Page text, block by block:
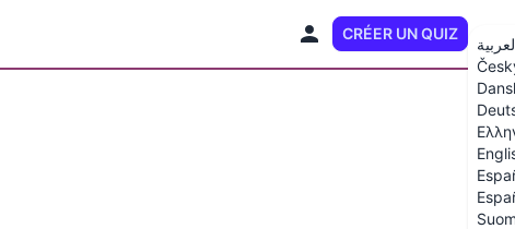
CRÉER UN QUIZ